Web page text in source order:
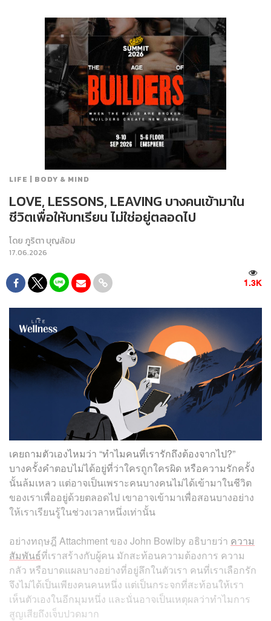
LIFE | BODY & MIND
LOVE, LESSONS, LEAVING บางคนเข้ามาใน
ชีวิตเพื่อให้บทเรียน ไม่ใช่อยู่ตลอดไป
โดย ภูริตา บุญล้อม
17.06.2026
1.3K
เคยถามตัวเองไหมว่า “ทำไมคนที่เรารักถึงต้องจากไป?”
บางครั้งคำตอบไม่ได้อยู่ที่ว่าใครถูกใครผิด หรือความรักครั้ง
นั้นล้มเหลว แต่อาจเป็นเพราะคนบางคนไม่ได้เข้ามาในชีวิต
ของเราเพื่ออยู่ด้วยตลอดไป เขาอาจเข้ามาเพื่อสอนบางอย่าง
ให้เราเรียนรู้ในช่วงเวลาหนึ่งเท่านั้น
อย่างทฤษฎี Attachment ของ John Bowlby อธิบายว่า ความ
สัมพันธ์ที่เราสร้างกับผู้คน มักสะท้อนความต้องการ ความ
กลัว หรือบาดแผลบางอย่างที่อยู่ลึกในตัวเรา คนที่เราเลือกรัก
จึงไม่ได้เป็นเพียงคนคนหนึ่ง แต่เป็นกระจกที่สะท้อนให้เรา
เห็นตัวเองในอีกมุมหนึ่ง และนั่นอาจเป็นเหตุผลว่าทำไมการ
สูญเสียถึงเจ็บปวดมาก